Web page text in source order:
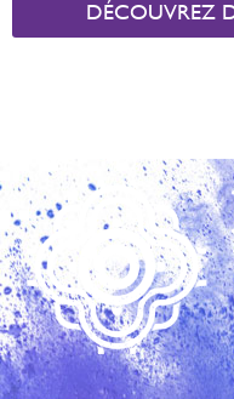
DÉCOUVREZ